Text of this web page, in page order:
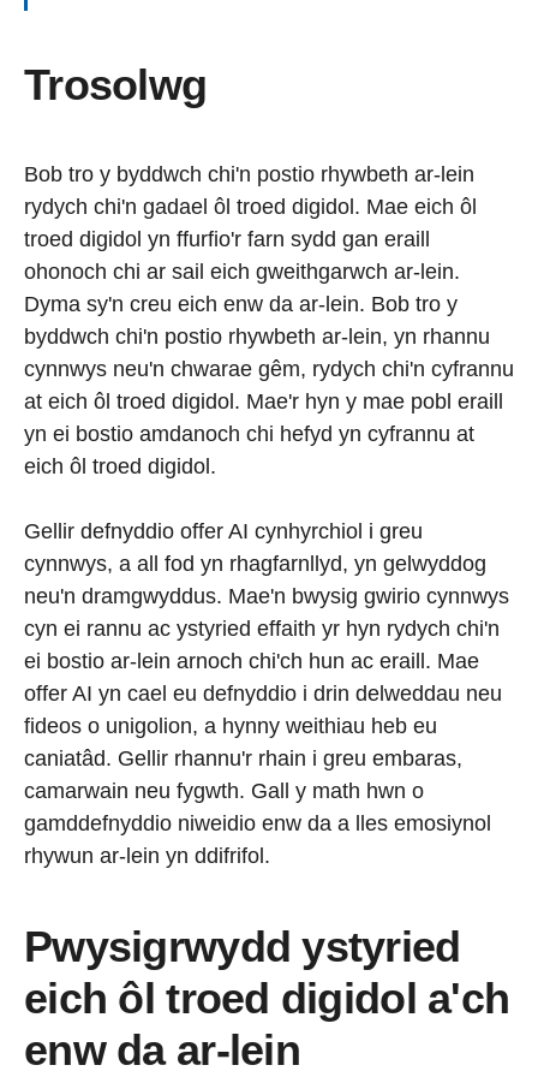
Trosolwg
Bob tro y byddwch chi'n postio rhywbeth ar-lein
rydych chi'n gadael ôl troed digidol. Mae eich ôl
troed digidol yn ffurfio'r farn sydd gan eraill
ohonoch chi ar sail eich gweithgarwch ar-lein.
Dyma sy'n creu eich enw da ar-lein. Bob tro y
byddwch chi'n postio rhywbeth ar-lein, yn rhannu
cynnwys neu'n chwarae gêm, rydych chi'n cyfrannu
at eich ôl troed digidol. Mae'r hyn y mae pobl eraill
yn ei bostio amdanoch chi hefyd yn cyfrannu at
eich ôl troed digidol.
Gellir defnyddio offer AI cynhyrchiol i greu
cynnwys, a all fod yn rhagfarnllyd, yn gelwyddog
neu'n dramgwyddus. Mae'n bwysig gwirio cynnwys
cyn ei rannu ac ystyried effaith yr hyn rydych chi'n
ei bostio ar-lein arnoch chi'ch hun ac eraill. Mae
offer AI yn cael eu defnyddio i drin delweddau neu
fideos o unigolion, a hynny weithiau heb eu
caniatâd. Gellir rhannu'r rhain i greu embaras,
camarwain neu fygwth. Gall y math hwn o
gamddefnyddio niweidio enw da a lles emosiynol
rhywun ar-lein yn ddifrifol.
Pwysigrwydd ystyried
eich ôl troed digidol a'ch
enw da ar-lein